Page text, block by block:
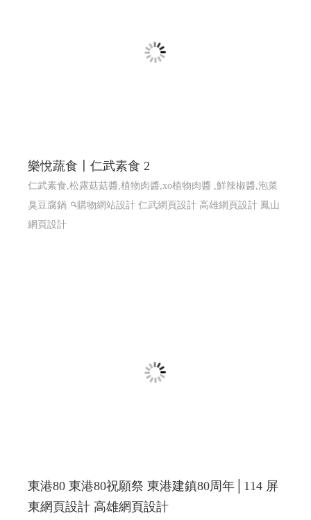
樂悅蔬食〡仁武素食 2
仁武素食,松露菇菇醬,植物肉醬,xo植物肉醬 ,鮮辣椒醬,泡菜
臭豆腐鍋
購物網站設計仁武網頁設計 高雄網頁設計 鳳山
網頁設計
東港80 東港80祝願祭 東港建鎮80周年│114 屏
東網頁設計 高雄網頁設計